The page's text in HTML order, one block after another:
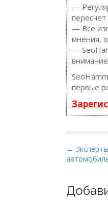
—
пересчет
— Все
мнения,
—
первые
P
o
t
←